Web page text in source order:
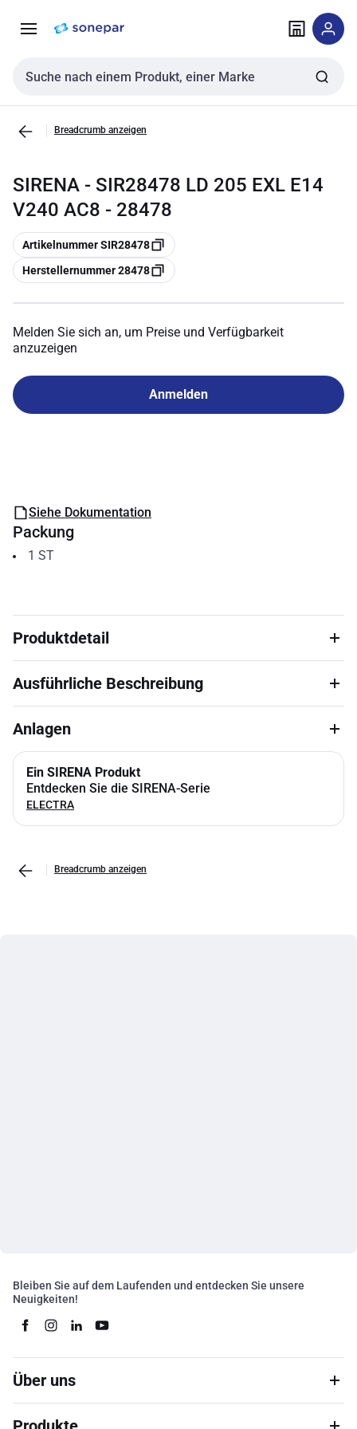
NavigationInhalt
Sucheingabe
Breadcrumb anzeigen
SIRENA - SIR28478 LD 205 EXL E14
V240 AC8 - 28478
Kopieren
Artikelnummer SIR28478
Kopieren
Herstellernummer 28478
Melden Sie sich an, um Preise und Verfügbarkeit
anzuzeigen
Anmelden
Siehe Dokumentation
Packung
1 ST
Produktdetail
Ausführliche Beschreibung
Anlagen
Ein SIRENA Produkt
Entdecken Sie die SIRENA-Serie
ELECTRA
Breadcrumb anzeigen
Bleiben Sie auf dem Laufenden und entdecken Sie unsere
Neuigkeiten!
Über uns